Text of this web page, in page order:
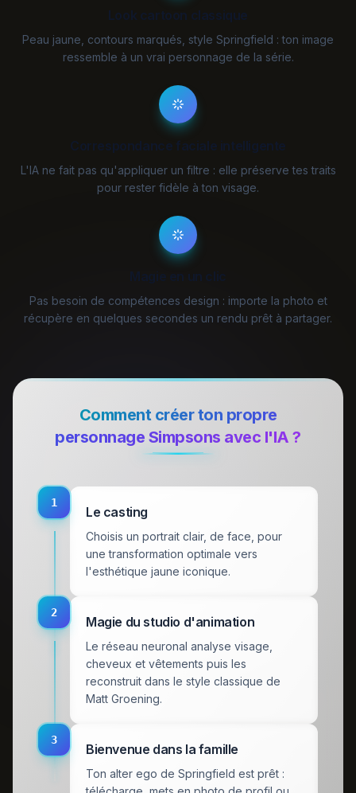
Look cartoon classique
Peau jaune, contours marqués, style Springfield : ton image
ressemble à un vrai personnage de la série.
Correspondance faciale intelligente
L'IA ne fait pas qu'appliquer un filtre : elle préserve tes traits
pour rester fidèle à ton visage.
Magie en un clic
Pas besoin de compétences design : importe la photo et
récupère en quelques secondes un rendu prêt à partager.
Comment créer ton propre
personnage Simpsons avec l'IA ?
1
Le casting
Choisis un portrait clair, de face, pour
une transformation optimale vers
l'esthétique jaune iconique.
2
Magie du studio d'animation
Le réseau neuronal analyse visage,
cheveux et vêtements puis les
reconstruit dans le style classique de
Matt Groening.
3
Bienvenue dans la famille
Ton alter ego de Springfield est prêt :